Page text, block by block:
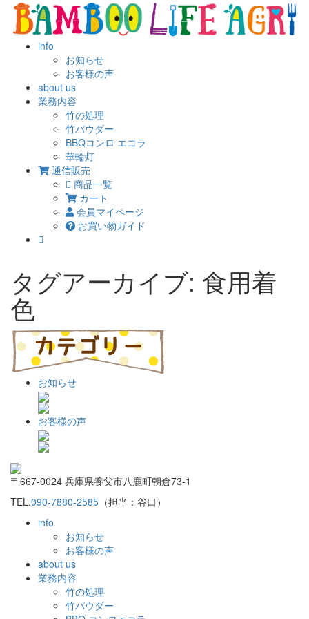
info
お知らせ
お客様の声
about us
業務内容
竹の処理
竹パウダー
BBQコンロ エコラ
華輪灯
通信販売
商品一覧
カート
会員マイページ
お買い物ガイド
タグアーカイブ: 食用着
色
お知らせ
お客様の声
〒667-0024 兵庫県養父市八鹿町朝倉73-1
TEL.090-7880-2585 （担当：谷口）
info
お知らせ
お客様の声
about us
業務内容
竹の処理
竹パウダー